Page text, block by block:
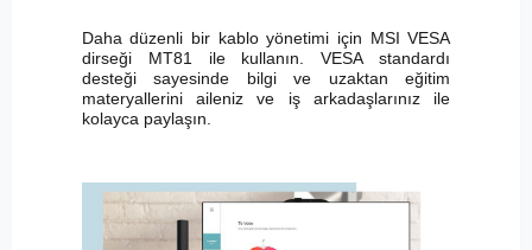
Daha düzenli bir kablo yönetimi için MSI VESA
dirseği MT81 ile kullanın. VESA standardı
desteği sayesinde bilgi ve uzaktan eğitim
materyallerini aileniz ve iş arkadaşlarınız ile
kolayca paylaşın.